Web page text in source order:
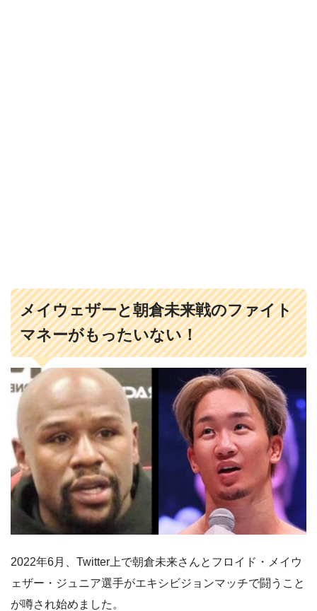
メイウェザーと朝倉未来戦のファイト
マネーがもったいない！
2022年6月、Twitter上で朝倉未来さんとフロイド・メイウ
ェザー・ジュニア選手がエキシビジョンマッチで闘うこと
が噂され始めました。